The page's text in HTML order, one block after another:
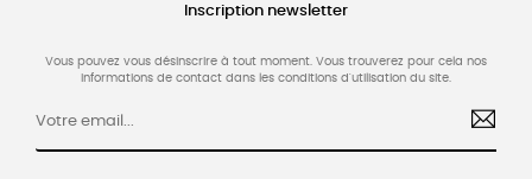
Inscription newsletter
Vous pouvez vous désinscrire à tout moment. Vous trouverez pour cela nos
informations de contact dans les conditions d'utilisation du site.